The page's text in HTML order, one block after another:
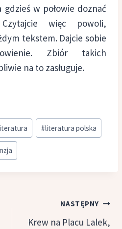
w połowie doznać
więc powoli,
tekstem. Dajcie sobie
Zbiór takich
na to zasługuje.
#literatura polska
NASTĘPNY
Krew na Placu Lalek,